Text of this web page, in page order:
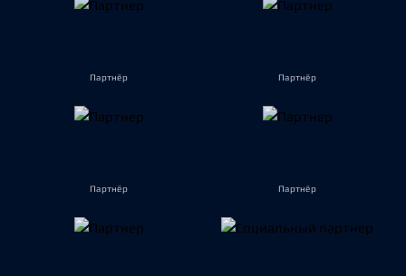
Партнёр Партнёр
Партнёр Партнёр